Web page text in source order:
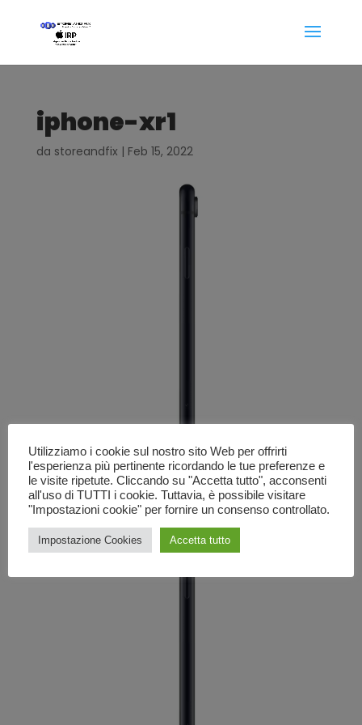
iphone-xr1
da storeandfix | Feb 15, 2022
Utilizziamo i cookie sul nostro sito Web per offrirti
l'esperienza più pertinente ricordando le tue preferenze e
le visite ripetute. Cliccando su "Accetta tutto", acconsenti
all'uso di TUTTI i cookie. Tuttavia, è possibile visitare
"Impostazioni cookie" per fornire un consenso controllato.
Impostazione Cookies Accetta tutto